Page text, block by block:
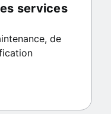
services
de